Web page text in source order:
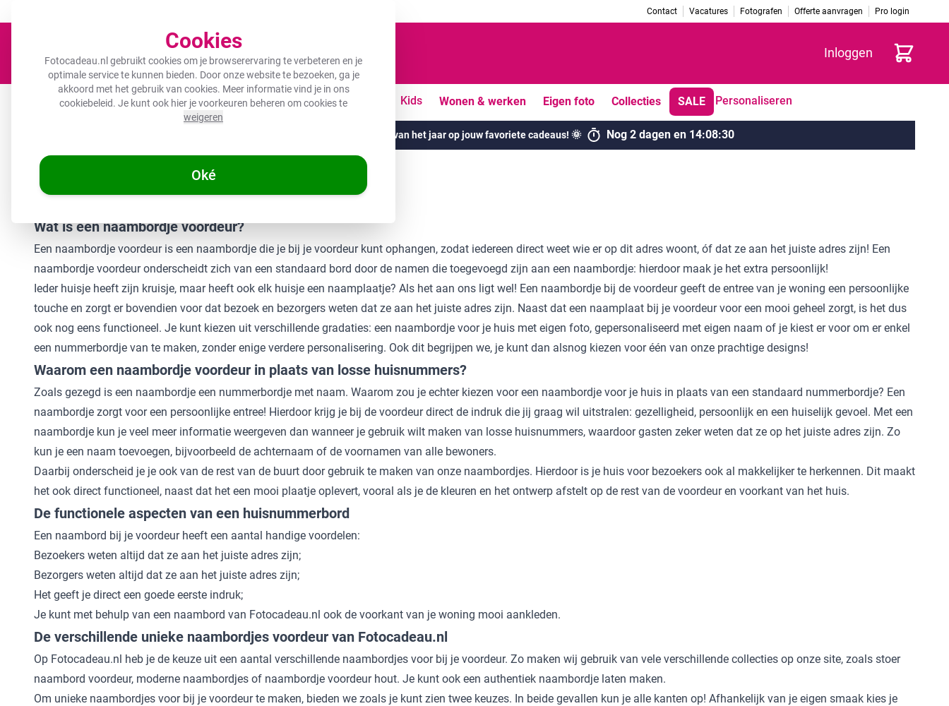
Cookies
Fotocadeau.nl gebruikt cookies om je browserervaring te verbeteren en je
optimale service te kunnen bieden. Door onze website te bezoeken, ga je
akkoord met het gebruik van cookies. Meer informatie vind je in ons
cookiebeleid. Je kunt ook hier je voorkeuren beheren om cookies te
weigeren
Oké
Contact Vacatures Fotografen Offerte aanvragen Pro login
Inloggen
Canvas Inductiebeschermer Wanddeco Keuken Buiten Kids Wonen & werken Eigen foto Collecties SALE Personaliseren
De hoogste kortingen van het jaar op jouw favoriete cadeaus! 🌞 Nog 2 dagen en 14:08:29
Fotocadeau.nl Naambordje voordeur
Wat is een naambordje voordeur?
Een naambordje voordeur is een naambordje die je bij je voordeur kunt ophangen, zodat iedereen direct weet wie er op dit adres woont, óf dat ze aan het juiste adres zijn! Een
naambordje voordeur onderscheidt zich van een standaard bord door de namen die toegevoegd zijn aan een naambordje: hierdoor maak je het extra persoonlijk!
Ieder huisje heeft zijn kruisje, maar heeft ook elk huisje een naamplaatje? Als het aan ons ligt wel! Een naambordje bij de voordeur geeft de entree van je woning een persoonlijke
touche en zorgt er bovendien voor dat bezoek en bezorgers weten dat ze aan het juiste adres zijn. Naast dat een naamplaat bij je voordeur voor een mooi geheel zorgt, is het dus
ook nog eens functioneel. Je kunt kiezen uit verschillende gradaties: een naambordje voor je huis met eigen foto, gepersonaliseerd met eigen naam of je kiest er voor om er enkel
een nummerbordje van te maken, zonder enige verdere personalisering. Ook dit begrijpen we, je kunt dan alsnog kiezen voor één van onze prachtige designs!
Waarom een naambordje voordeur in plaats van losse huisnummers?
Zoals gezegd is een naambordje een nummerbordje met naam. Waarom zou je echter kiezen voor een naambordje voor je huis in plaats van een standaard nummerbordje? Een
naambordje zorgt voor een persoonlijke entree! Hierdoor krijg je bij de voordeur direct de indruk die jij graag wil uitstralen: gezelligheid, persoonlijk en een huiselijk gevoel. Met een
naambordje kun je veel meer informatie weergeven dan wanneer je gebruik wilt maken van losse huisnummers, waardoor gasten zeker weten dat ze op het juiste adres zijn. Zo
kun je een naam toevoegen, bijvoorbeeld de achternaam of de voornamen van alle bewoners.
Daarbij onderscheid je je ook van de rest van de buurt door gebruik te maken van onze naambordjes. Hierdoor is je huis voor bezoekers ook al makkelijker te herkennen. Dit maakt
het ook direct functioneel, naast dat het een mooi plaatje oplevert, vooral als je de kleuren en het ontwerp afstelt op de rest van de voordeur en voorkant van het huis.
De functionele aspecten van een huisnummerbord
Een naambord bij je voordeur heeft een aantal handige voordelen:
Bezoekers weten altijd dat ze aan het juiste adres zijn;
Bezorgers weten altijd dat ze aan het juiste adres zijn;
Het geeft je direct een goede eerste indruk;
Je kunt met behulp van een naambord van Fotocadeau.nl ook de voorkant van je woning mooi aankleden.
De verschillende unieke naambordjes voordeur van Fotocadeau.nl
Op Fotocadeau.nl heb je de keuze uit een aantal verschillende naambordjes voor bij je voordeur. Zo maken wij gebruik van vele verschillende collecties op onze site, zoals stoer
naambord voordeur, moderne naambordjes of naambordje voordeur hout. Je kunt ook een authentiek naambordje laten maken.
Om unieke naambordjes voor bij je voordeur te maken, bieden we zoals je kunt zien twee keuzes. In beide gevallen kun je alle kanten op! Afhankelijk van je eigen smaak kies je